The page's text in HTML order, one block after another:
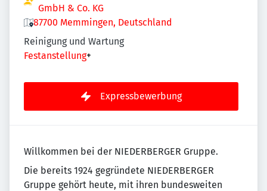
GmbH & Co. KG
87700 Memmingen, Deutschland
Reinigung und Wartung
Festanstellung+
Expressbewerbung
Willkommen bei der NIEDERBERGER Gruppe.
Die bereits 1924 gegründete NIEDERBERGER
Gruppe gehört heute, mit ihren bundesweiten